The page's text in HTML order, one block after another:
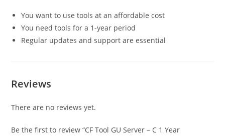
You want to use tools at an affordable cost
You need tools for a 1-year period
Regular updates and support are essential
Reviews
There are no reviews yet.
Be the first to review “CF Tool GU Server – C 1 Year